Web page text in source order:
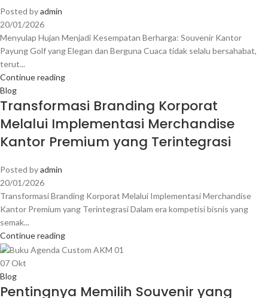
Posted byadmin
20/01/2026
Menyulap Hujan Menjadi Kesempatan Berharga: Souvenir Kantor
Payung Golf yang Elegan dan Berguna Cuaca tidak selalu bersahabat,
terut...
Continue reading
Blog
Transformasi Branding Korporat
Melalui Implementasi Merchandise
Kantor Premium yang Terintegrasi
Posted byadmin
20/01/2026
Transformasi Branding Korporat Melalui Implementasi Merchandise
Kantor Premium yang Terintegrasi Dalam era kompetisi bisnis yang
semak...
Continue reading
07Okt
Blog
Pentingnya Memilih Souvenir yang